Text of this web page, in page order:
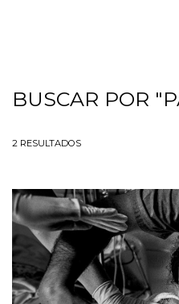
BUSCAR POR
2 RESULTADOS